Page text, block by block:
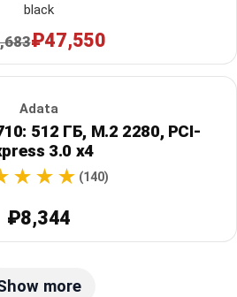
black
₽47,550
Adata
512 ГБ, M.2 2280, PCI-
3.0 x4
(140)
₽8,344
more